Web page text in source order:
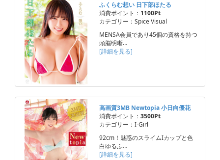
ふくらむ想い 日下部ほたる
消費ポイント： 1100Pt
カテゴリー：Spice Visual
MENSA会員であり45個の資格を持つ
頭脳明晰…
[詳細を見る]
高画質3MB Newtopia 小日向優花
消費ポイント： 3500Pt
カテゴリー：I-Girl
92cm！魅惑のスライムIカップと色
白ゆるふ…
[詳細を見る]